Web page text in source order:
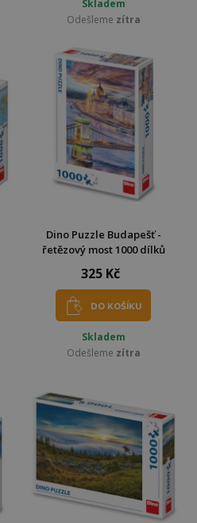
Skladem
Odešleme zítra
Dino Puzzle Budapešť -
řetězový most 1000 dílků
325 Kč
DO KOŠÍKU
Skladem
Odešleme zítra